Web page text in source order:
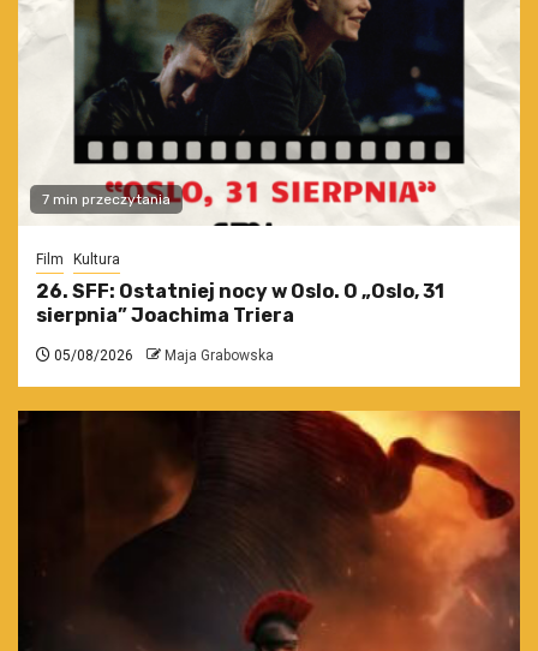
7 min przeczytania
Film Kultura
26. SFF: Ostatniej nocy w Oslo. O „Oslo, 31
sierpnia” Joachima Triera
05/08/2026 Maja Grabowska